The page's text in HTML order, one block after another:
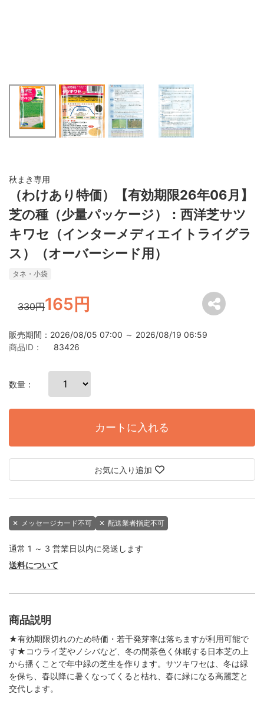
秋まき専用
（わけあり特価）【有効期限26年06月】
芝の種（少量パッケージ）：西洋芝サツ
キワセ（インターメディエイトライグラ
ス）（オーバーシード用）
タネ・小袋
330円165円
販売期間：2026/08/05 07:00 ～ 2026/08/19 06:59
商品ID：
83426
数量：
カートに入れる
お気に入り追加
✕ メッセージカード不可 ✕ 配送業者指定不可
通常 1 ～ 3 営業日以内に発送します
送料について
商品説明
★有効期限切れのため特価・若干発芽率は落ちますが利用可能で
す★コウライ芝やノシバなど、冬の間茶色く休眠する日本芝の上
から播くことで年中緑の芝生を作ります。サツキワセは、冬は緑
を保ち、春以降に暑くなってくると枯れ、春に緑になる高麗芝と
交代します。